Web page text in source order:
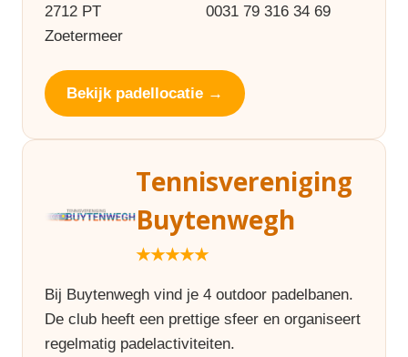
2712 PT
Zoetermeer
0031 79 316 34 69
Bekijk padellocatie →
Tennisvereniging
Buytenwegh
★★★★★
Bij Buytenwegh vind je 4 outdoor padelbanen.
De club heeft een prettige sfeer en organiseert
regelmatig padelactiviteiten.